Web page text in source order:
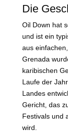
Die
Oil Down hat
und ist ein
aus
Grenada
karibischen
Laufe der
Landes
Gericht, das
Festivals und
wird.